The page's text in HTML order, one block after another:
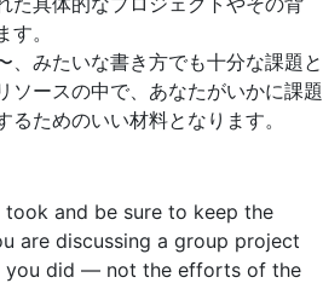
。
、みたいな書き方でも十分な課題と
ソースの中で、あなたがいかに課題
ためのいい材料となります。
and be sure to keep the
are discussing a group project
you did — not the efforts of the